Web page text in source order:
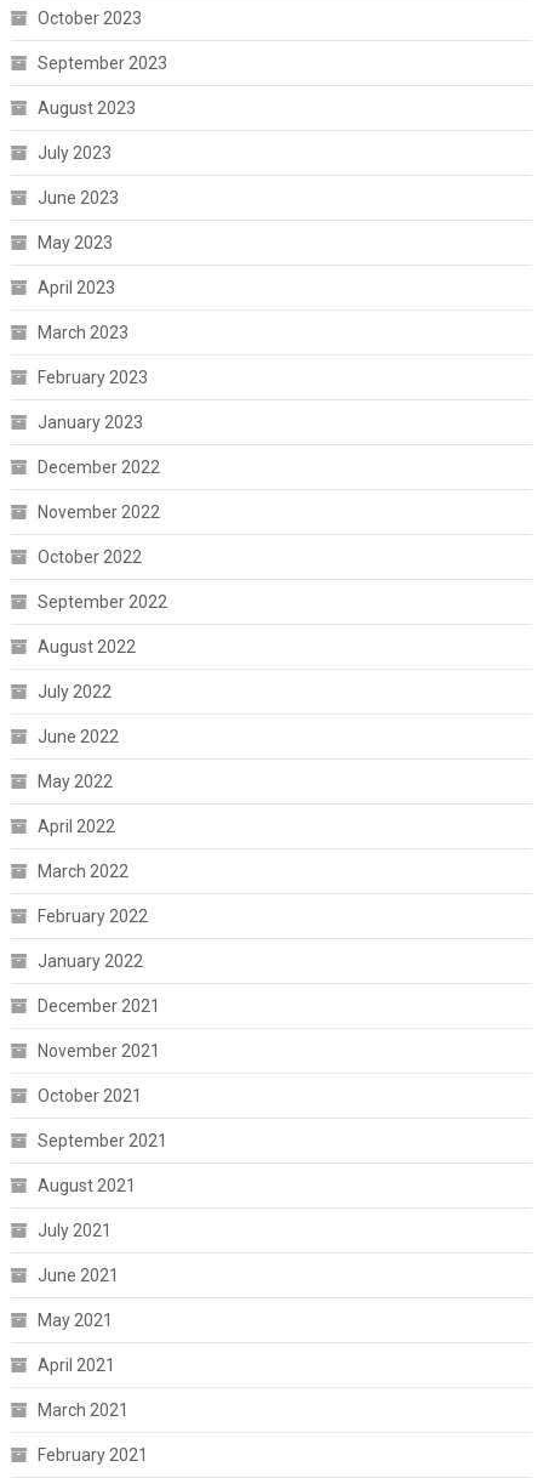
October 2023
September 2023
August 2023
July 2023
June 2023
May 2023
April 2023
March 2023
February 2023
January 2023
December 2022
November 2022
October 2022
September 2022
August 2022
July 2022
June 2022
May 2022
April 2022
March 2022
February 2022
January 2022
December 2021
November 2021
October 2021
September 2021
August 2021
July 2021
June 2021
May 2021
April 2021
March 2021
February 2021